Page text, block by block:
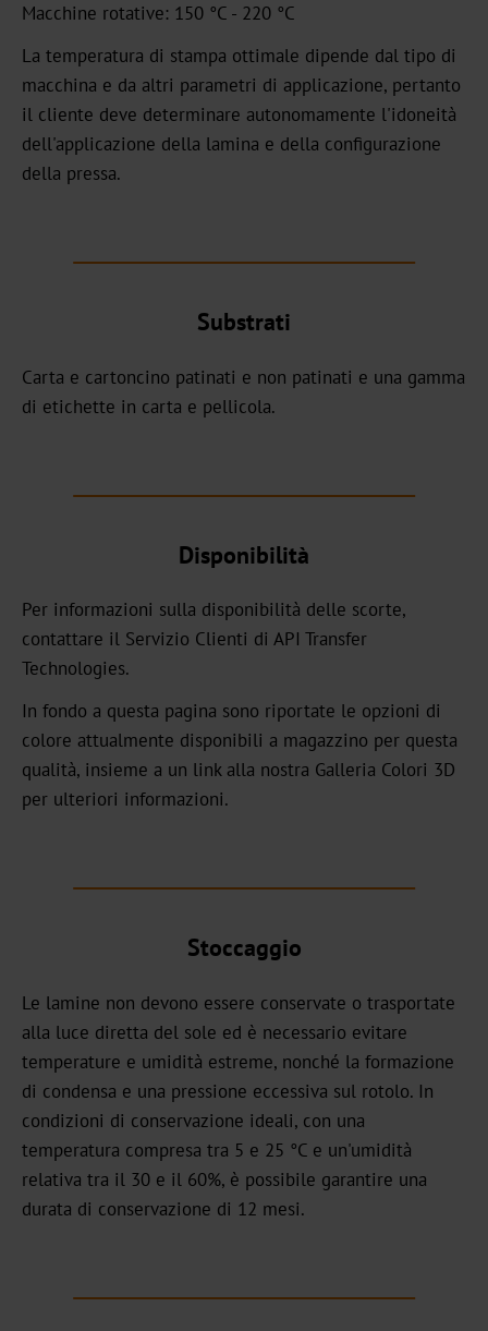
MV-
Plus
MX-
GHN
HX
Graphical
UBH
BBN
Over-
Printable
CB
Bookbinding
AV
BSP
Trouble
Shooting
ZR
/
Macchine rotative: 150 °C - 220 °C
La temperatura di stampa ottimale dipende dal tipo di
macchina e da altri parametri di applicazione, pertanto
il cliente deve determinare autonomamente l'idoneità
dell'applicazione della lamina e della configurazione
della pressa.
Substrati
Carta e cartoncino patinati e non patinati e una gamma
di etichette in carta e pellicola.
Disponibilità
Per informazioni sulla disponibilità delle scorte,
contattare il Servizio Clienti di API Transfer
Technologies.
In fondo a questa pagina sono riportate le opzioni di
colore attualmente disponibili a magazzino per questa
qualità, insieme a un link alla nostra Galleria Colori 3D
per ulteriori informazioni.
Stoccaggio
Le lamine non devono essere conservate o trasportate
alla luce diretta del sole ed è necessario evitare
temperature e umidità estreme, nonché la formazione
di condensa e una pressione eccessiva sul rotolo. In
condizioni di conservazione ideali, con una
temperatura compresa tra 5 e 25 °C e un'umidità
relativa tra il 30 e il 60%, è possibile garantire una
durata di conservazione di 12 mesi.